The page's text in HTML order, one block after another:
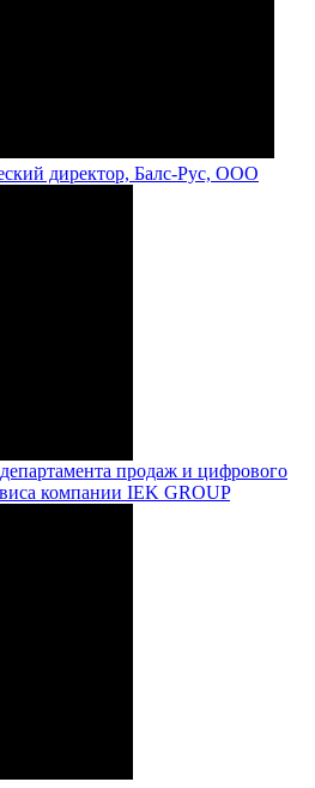
директор, Балс-Рус, ООО
продаж и цифрового
компании IEK GROUP